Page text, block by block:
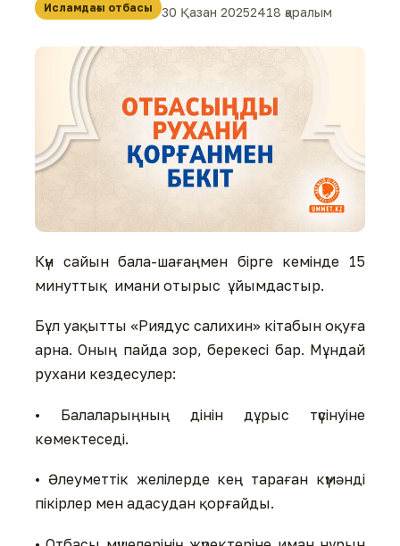
Исламдағы отбасы 30 Қазан 20252418 қаралым
Күн сайын бала-шағаңмен бірге кемінде 15
минуттық имани отырыс ұйымдастыр.
Бұл уақытты «Риядус салихин» кітабын оқуға
арна. Оның пайда зор, берекесі бар. Мұндай
рухани кездесулер:
• Балаларыңның дінін дұрыс түсінуіне
көмектеседі.
• Әлеуметтік желілерде кең тараған күмәнді
пікірлер мен адасудан қорғайды.